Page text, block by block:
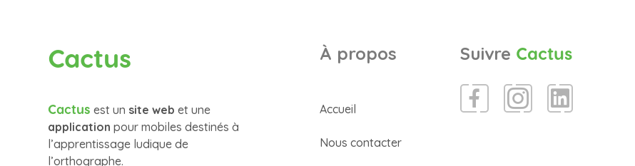
Cactus
Cactus est un site web et une
application pour mobiles destinés à
l’apprentissage ludique de
l’orthographe.
À propos
Accueil
Nous contacter
Suivre Cactus